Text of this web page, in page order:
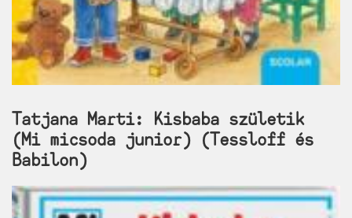
Tatjana Marti: Kisbaba születik
(Mi micsoda junior) (Tessloff és
Babilon)